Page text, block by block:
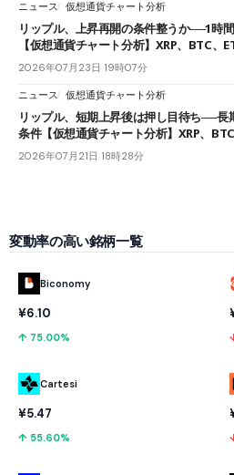
ニュース 仮想通貨チャート分析
リップル、上昇再開の条件整うか──1時
【仮想通貨チャート分析】XRP、BTC、
2026年07月23日 19時07分
ニュース 仮想通貨チャート分析
リップル、短期上昇後は押し目待ち──
条件【仮想通貨チャート分析】XRP、
2026年07月21日 18時28分
変動率の高い銘柄一覧
Biconomy
¥6.10
↑ 75.00%
Cartesi
¥5.47
↑ 55.60%